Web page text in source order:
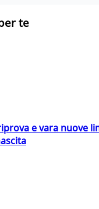
te
e vara nuove